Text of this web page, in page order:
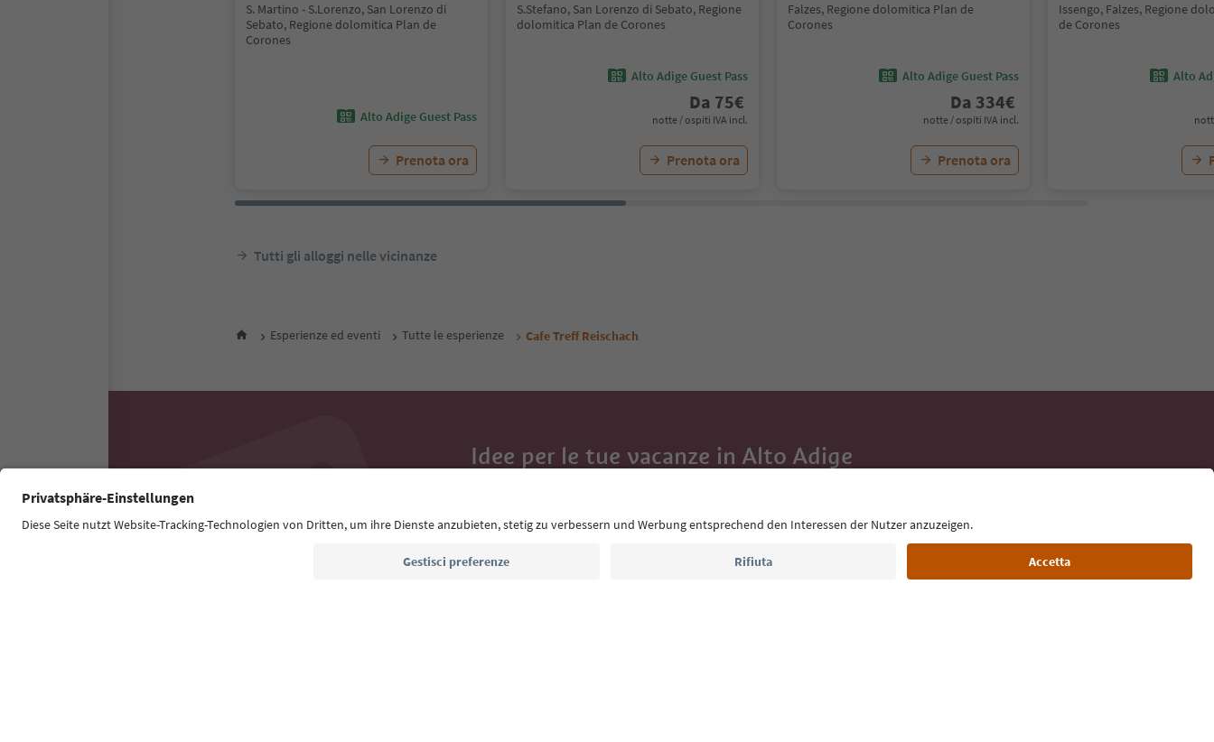
S. Martino - S.Lorenzo, San Lorenzo di
Sebato, Regione dolomitica Plan de
Corones
Alto Adige Guest Pass
Prenota ora
S.Stefano, San Lorenzo di Sebato, Regione
dolomitica Plan de Corones
Alto Adige Guest Pass
Da 75€
notte / ospiti IVA incl.
Prenota ora
Falzes, Regione dolomitica Plan de
Corones
Alto Adige Guest Pass
Da 334€
notte / ospiti IVA incl.
Prenota ora
Issengo, Falzes, Regione
de Corones
Alto
Tutti gli alloggi nelle vicinanze
Esperienze ed eventi Tutte le esperienze Cafe Treff Reischach
Idee per le tue vacanze in Alto Adige
eventi da non perdere e ricette tipiche.